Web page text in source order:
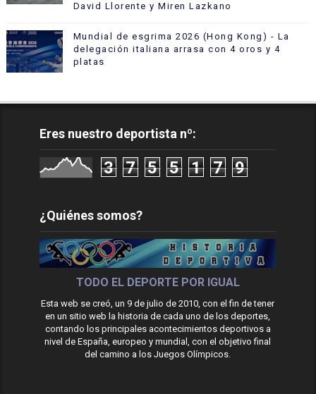
David Llorente y Miren Lazkano
Mundial de esgrima 2026 (Hong Kong) - La
delegación italiana arrasa con 4 oros y 4
platas
Eres nuestro deportista nº:
3 7 5 5 1 7 9
¿Quiénes somos?
TODO EL DEPORTE POR IGUAL
Esta web se creó, un 9 de julio de 2010, con el fin de tener
en un sitio web la historia de cada uno de los deportes,
contando los principales acontecimientos deportivos a
nivel de España, europeo y mundial, con el objetivo final
del camino a los Juegos Olímpicos.